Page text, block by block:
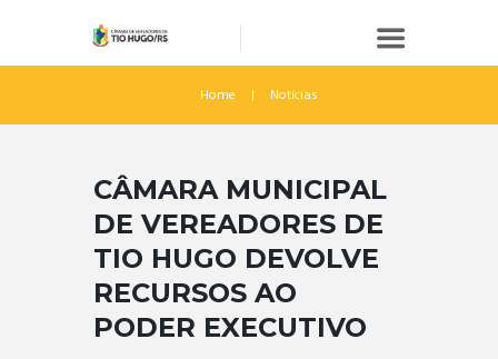
Home Notícias
CÂMARA MUNICIPAL
DE VEREADORES DE
TIO HUGO DEVOLVE
RECURSOS AO
PODER EXECUTIVO